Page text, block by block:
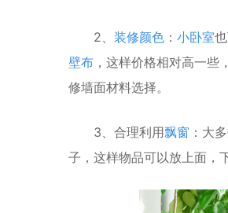
2、 装修颜色 ： 小卧室
壁布 ，这样价格相对高一
修墙面材料选择。
3、合理利用飘窗 ：大
子，这样物品可以放上面，